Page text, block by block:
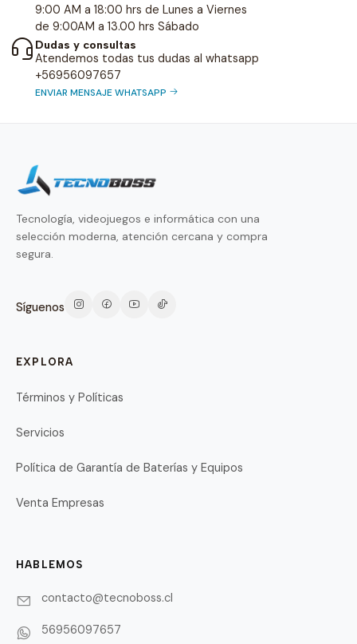
9:00 AM a 18:00 hrs de Lunes a Viernes
de 9:00AM a 13.00 hrs Sábado
Dudas y consultas
Atendemos todas tus dudas al whatsapp
+56956097657
ENVIAR MENSAJE WHATSAPP
Tecnología, videojuegos e informática con una
selección moderna, atención cercana y compra
segura.
Síguenos
EXPLORA
Términos y Políticas
Servicios
Política de Garantía de Baterías y Equipos
Venta Empresas
HABLEMOS
contacto@tecnoboss.cl
56956097657